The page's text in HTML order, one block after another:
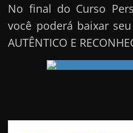
No final do Curso
você poderá baixar
AUTÊNTICO E